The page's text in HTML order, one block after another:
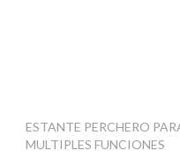
ESTANTE PERCHERO
MULTIPLES FUNCIONES